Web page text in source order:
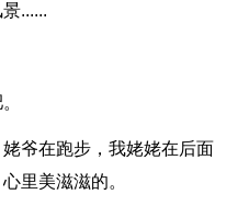
......
爷在跑步，我姥姥在后面
里美滋滋的。